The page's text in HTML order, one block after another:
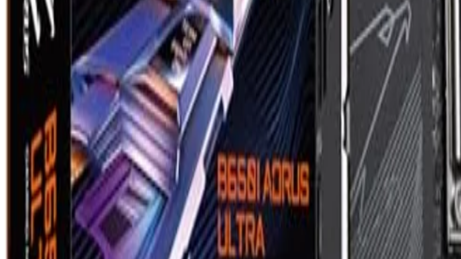
19 Kundenbewertungen ansehen
Derzeit kein Angebot verfügbar
Benachrichtigen, sobald verfügbar
Du bekommst eine E-Mail, sobald dieses Produkt wieder bei einem Shop verfügbar ist.
Mainboardsfinden
Merken Preiswecker
B650I AORUS ULTRA
Kein Angebot
B650 AORUS ELITE AX ICEKein Angebot
B650 AORUS PRO AXKein Angebot
B650E AORUS MASTERKein Angebot
B650I AORUS ULTRA Kein Angebot
B650M AORUS ELITE AX Kein Angebot
B650M AORUS ELITE AX ICEKein Angebot
B650M Gaming X AX Kein Angebot
micro ATXKein Angebot
Mini-ITXKein Angebot
Frag die KI
Lohnt sich dieses Produkt für mich? Was sind die wichtigsten Vor- und Nachteile? Gibt es bessere Alternativen in dieser Preisklasse? Frag